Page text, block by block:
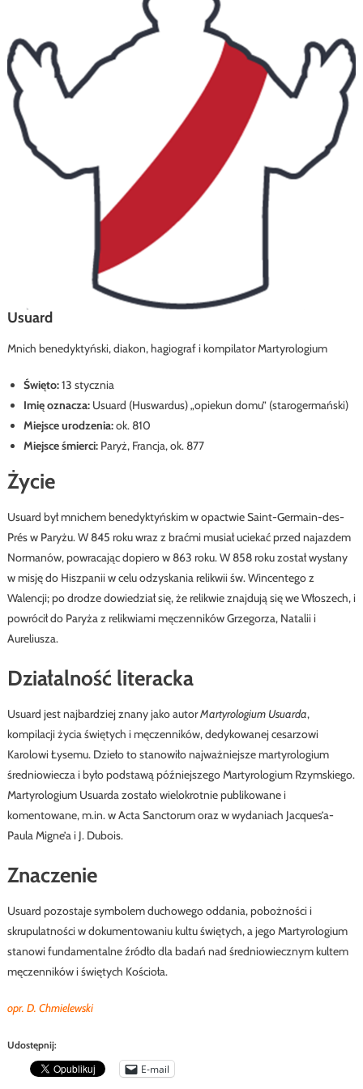
Usuard
Mnich benedyktyński, diakon, hagiograf i kompilator Martyrologium
Święto:13 stycznia
Imię oznacza:Usuard (Huswardus) „opiekun domu” (starogermański)
Miejsce urodzenia:ok. 810
Miejsce śmierci:Paryż, Francja, ok. 877
Życie
Usuard był mnichem benedyktyńskim w opactwie Saint-Germain-des-
Prés w Paryżu. W 845 roku wraz z braćmi musiał uciekać przed najazdem
Normanów, powracając dopiero w 863 roku. W 858 roku został wysłany
w misję do Hiszpanii w celu odzyskania relikwii św. Wincentego z
Walencji; po drodze dowiedział się, że relikwie znajdują się we Włoszech, i
powrócił do Paryża z relikwiami męczenników Grzegorza, Natalii i
Aureliusza.
Działalność literacka
Usuard jest najbardziej znany jako autorMartyrologium Usuarda,
kompilacji życia świętych i męczenników, dedykowanej cesarzowi
Karolowi Łysemu. Dzieło to stanowiło najważniejsze martyrologium
średniowiecza i było podstawą późniejszego Martyrologium Rzymskiego.
Martyrologium Usuarda zostało wielokrotnie publikowane i
komentowane, m.in. w Acta Sanctorum oraz w wydaniach Jacques’a-
Paula Migne’a i J. Dubois.
Znaczenie
Usuard pozostaje symbolem duchowego oddania, pobożności i
skrupulatności w dokumentowaniu kultu świętych, a jego Martyrologium
stanowi fundamentalne źródło dla badań nad średniowiecznym kultem
męczenników i świętych Kościoła.
opr. D. Chmielewski
Udostępnij:
E-mail